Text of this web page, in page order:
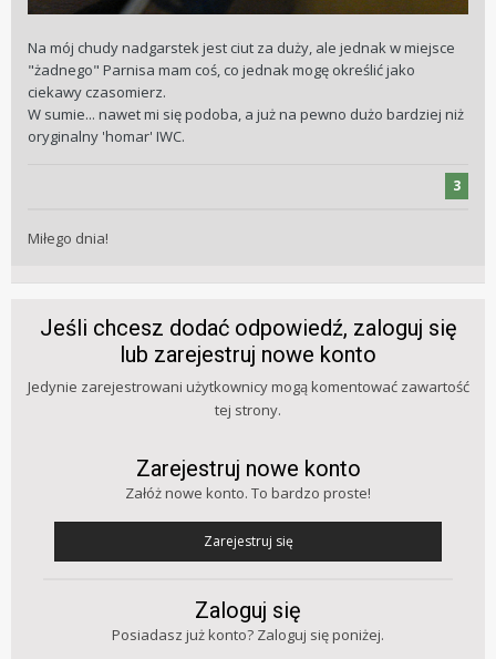
Na mój chudy nadgarstek jest ciut za duży, ale jednak w miejsce
"żadnego" Parnisa mam coś, co jednak mogę określić jako
ciekawy czasomierz.
W sumie... nawet mi się podoba, a już na pewno dużo bardziej niż
oryginalny 'homar' IWC.
3
Miłego dnia!
Jeśli chcesz dodać odpowiedź, zaloguj się
lub zarejestruj nowe konto
Jedynie zarejestrowani użytkownicy mogą komentować zawartość
tej strony.
Zarejestruj nowe konto
Załóż nowe konto. To bardzo proste!
Zarejestruj się
Zaloguj się
Posiadasz już konto? Zaloguj się poniżej.